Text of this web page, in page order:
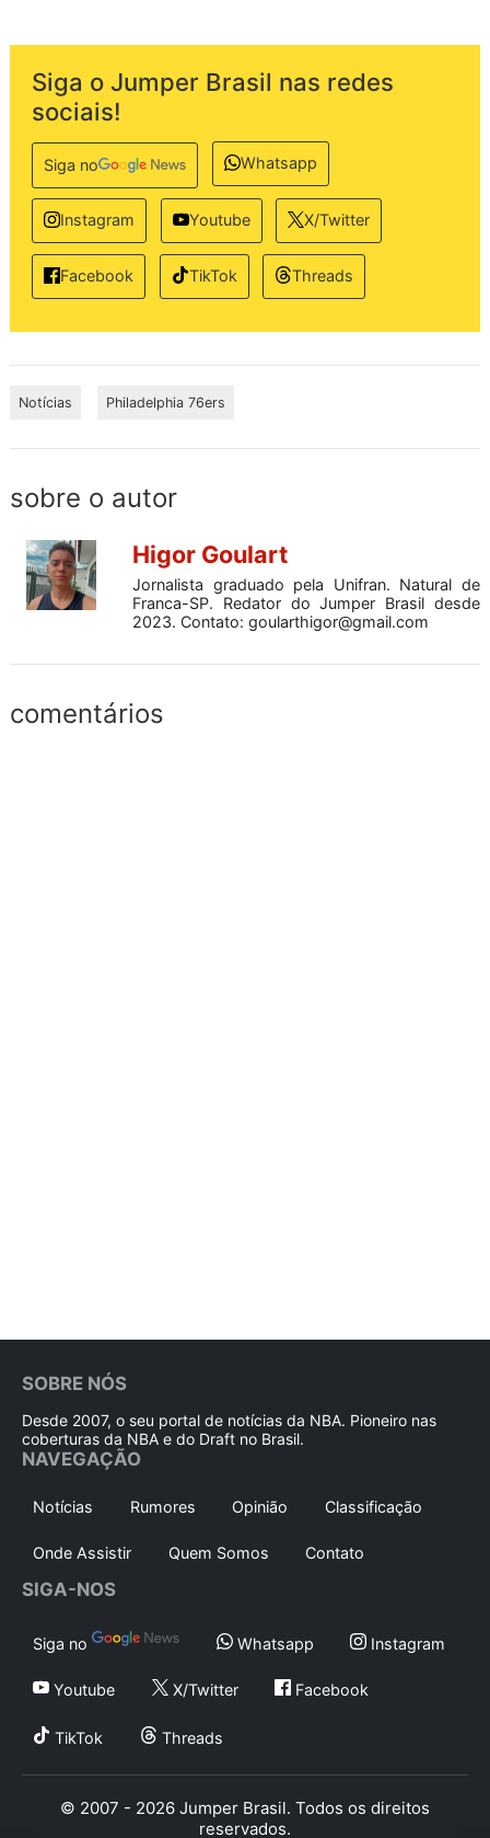
Siga o Jumper Brasil nas redes
sociais!
Siga no Whatsapp
Instagram Youtube X/Twitter
Facebook TikTok Threads
Notícias Philadelphia 76ers
sobre o autor
Higor Goulart
Jornalista graduado pela Unifran. Natural de
Franca-SP. Redator do Jumper Brasil desde
2023. Contato: goularthigor@gmail.com
comentários
SOBRE NÓS
Desde 2007, o seu portal de notícias da NBA. Pioneiro nas
coberturas da NBA e do Draft no Brasil.
NAVEGAÇÃO
Notícias Rumores Opinião Classificação
Onde Assistir Quem Somos Contato
SIGA-NOS
Siga no Whatsapp Instagram
Youtube X/Twitter Facebook
TikTok Threads
© 2007 - 2026 Jumper Brasil. Todos os direitos
reservados.